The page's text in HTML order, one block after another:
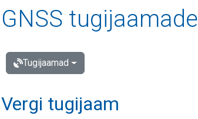
GNSS
Tugijaamad
Vergi tugijaam